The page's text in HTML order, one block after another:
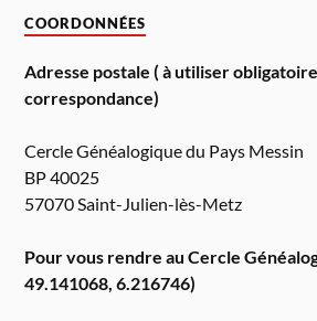
COORDONNÉES
Adresse postale ( à utiliser
correspondance)
Cercle Généalogique du Pays Messin
BP 40025
57070 Saint-Julien-lès-Metz
Pour vous rendre au Cercle
49.141068, 6.216746)